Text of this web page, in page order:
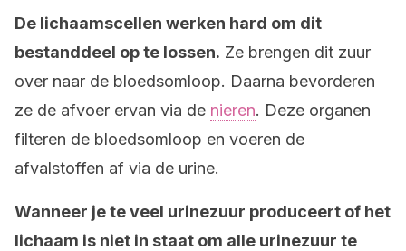
De lichaamscellen werken hard om dit
bestanddeel op te lossen. Ze brengen dit zuur
over naar de bloedsomloop. Daarna bevorderen
ze de afvoer ervan via de nieren. Deze organen
filteren de bloedsomloop en voeren de
afvalstoffen af via de urine.
Wanneer je te veel urinezuur produceert of het
lichaam is niet in staat om alle urinezuur te